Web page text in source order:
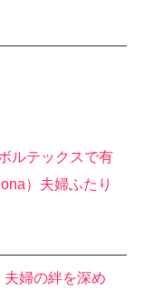
ルテックスで有
）夫婦ふたり
夫婦の絆を深め